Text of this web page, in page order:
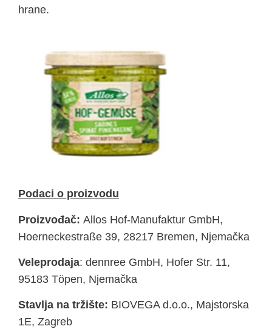
hrane.
Podaci o proizvodu
Proizvođač: Allos Hof-Manufaktur GmbH,
Hoerneckestraße 39, 28217 Bremen, Njemačka
Veleprodaja: dennree GmbH, Hofer Str. 11,
95183 Töpen, Njemačka
Stavlja na tržište: BIOVEGA d.o.o., Majstorska
1E, Zagreb